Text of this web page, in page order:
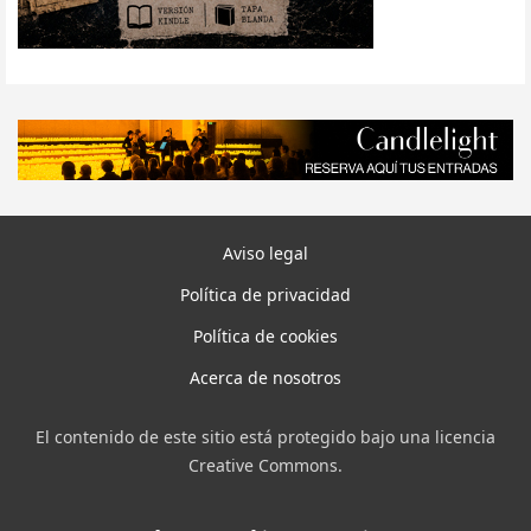
Aviso legal
Política de privacidad
Política de cookies
Acerca de nosotros
El contenido de este sitio está protegido bajo una licencia
Creative Commons.